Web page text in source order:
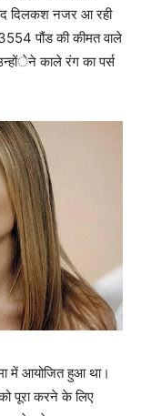
दिलकश नजर आ रही
पौंड की कीमत वाले
काले रंग का पर्स
में आयोजित हुआ था।
पूरा करने के लिए